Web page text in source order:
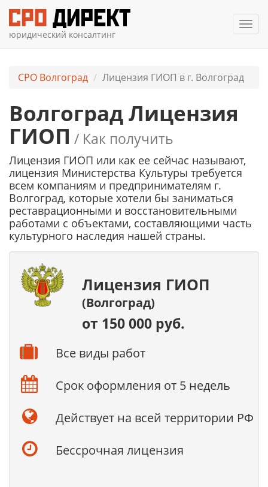
юридический консалтинг
СРО Волгоград Лицензия ГИОП в г. Волгоград
Волгоград Лицензия
ГИОП / Как получить
Лицензия ГИОП или как ее сейчас называют,
лицензия Министерства Культуры требуется
всем компаниям и предпринимателям г.
Волгоград, которые хотели бы заниматься
реставрационными и восстановительными
работами с объектами, составляющими часть
культурного наследия нашей страны.
Лицензия ГИОП
(Волгоград)
от 150 000 руб.
Все виды работ
Срок оформления от 5 недель
Действует на всей территории РФ
Бессрочная лицензия